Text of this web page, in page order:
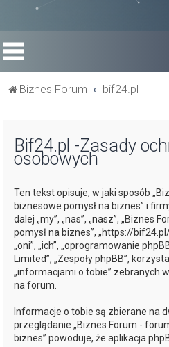
Biznes Forum bif24.pl
Bif24.pl -Zasady
osobowych
Ten tekst opisuje, w jaki sposób
biznesowe pomysł na biznes” i
dalej „my”, „nas”, „nasz”, „Biznes
pomysł na biznes”, „https://
„oni”, „ich”, „oprogramowanie
Limited”, „Zespoły phpBB”,
„informacjami o tobie” zebranych
na forum.
Informacje o tobie są zbierane na
przeglądanie „Biznes Forum -
biznes” powoduje, że aplikacja